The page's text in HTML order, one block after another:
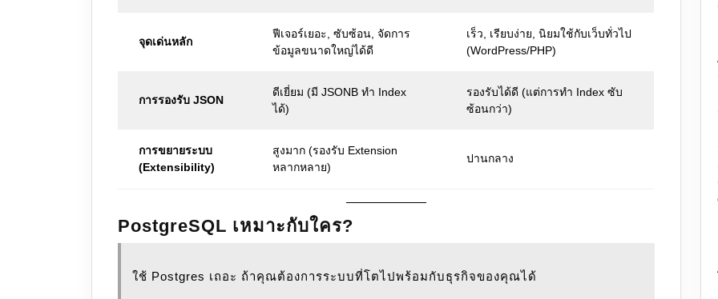
จุดเด่นหลัก
ฟีเจอร์เยอะ, ซับซ้อน, จัดการ
ข้อมูลขนาดใหญ่ได้ดี
เร็ว, เรียบง่าย, นิยมใช้กับเว็บทั่วไป
(WordPress/PHP)
การรองรับ JSON
ดีเยี่ยม (มี JSONB ทำ Index
ได้)
รองรับได้ดี (แต่การทำ Index ซับ
ซ้อนกว่า)
การขยายระบบ
(Extensibility)
สูงมาก (รองรับ Extension
หลากหลาย)
ปานกลาง
PostgreSQL เหมาะกับใคร?
ใช้ Postgres เถอะ ถ้าคุณต้องการระบบที่โตไปพร้อมกับธุรกิจของคุณได้